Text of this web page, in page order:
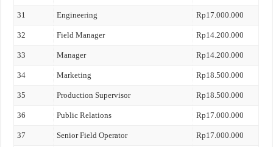
31 Engineering Rp17.000.000
32 Field Manager Rp14.200.000
33 Manager Rp14.200.000
34 Marketing Rp18.500.000
35 Production Supervisor Rp18.500.000
36 Public Relations Rp17.000.000
37 Senior Field Operator Rp17.000.000